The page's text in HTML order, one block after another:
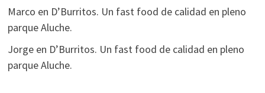
Marco en D’Burritos. Un fast food de calidad en pleno
parque Aluche.
Jorgeen D’Burritos. Un fast food de calidad en pleno
parque Aluche.